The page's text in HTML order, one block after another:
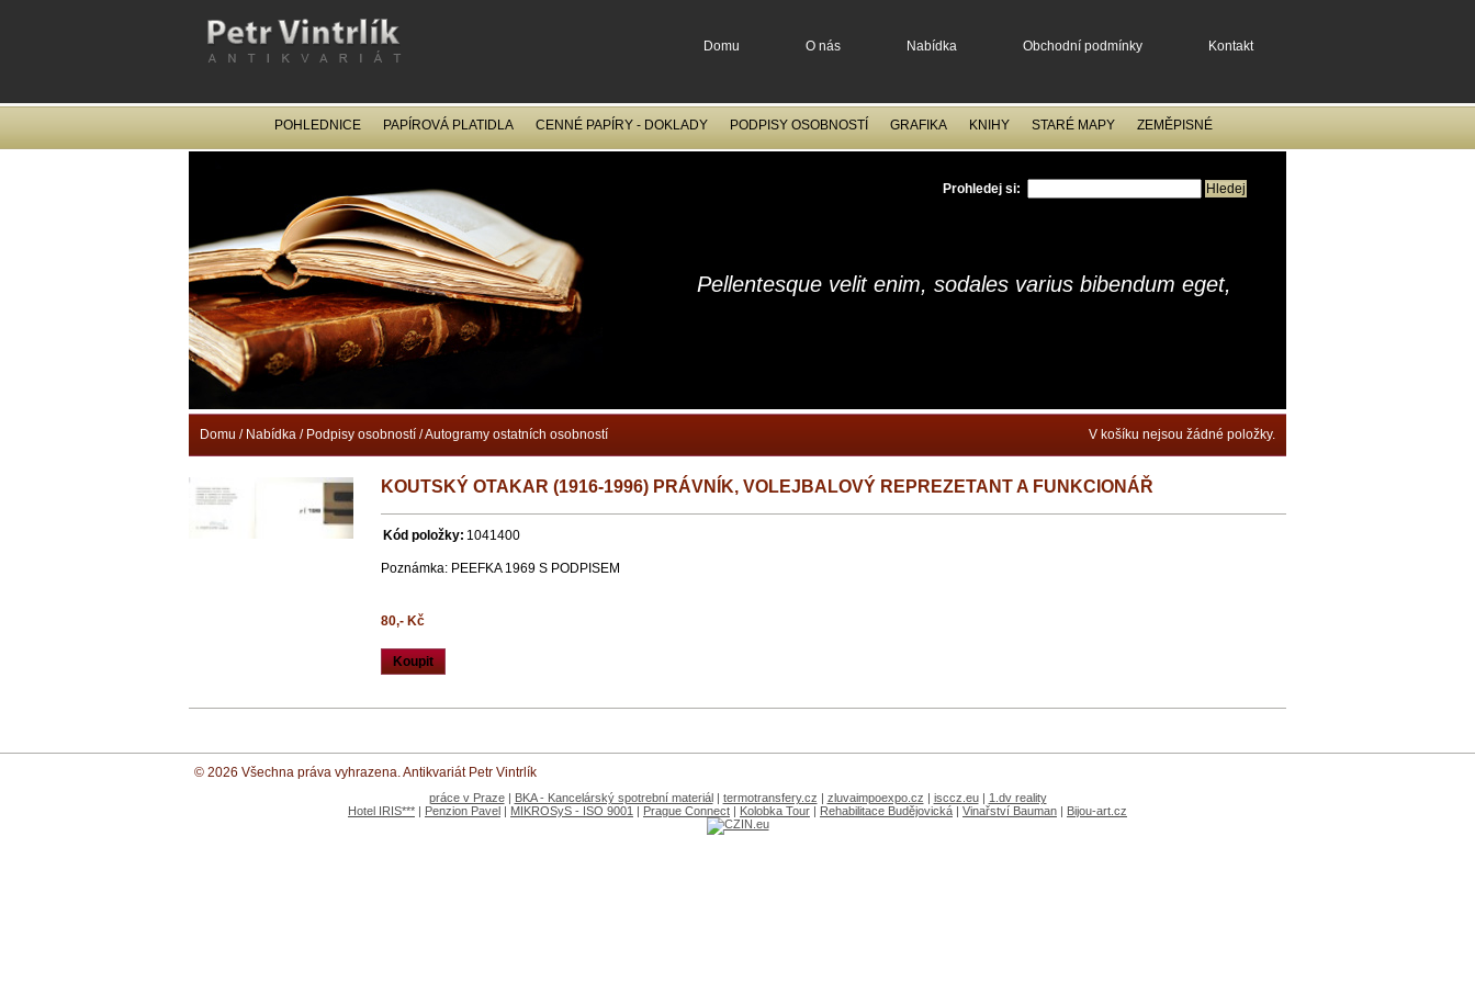
KOUTSKÝ OTAKAR (1916-1996) PRÁVNÍK, VOLEJBALOVÝ REPREZETANT A FUNKCIONÁŘ
Kód položky: 1041400
Poznámka: PEEFKA 1969 S PODPISEM
80,- Kč
Koupit
Domu O nás Nabídka Obchodní podmínky Kontakt
POHLEDNICE PAPÍROVÁ PLATIDLA CENNÉ PAPÍRY - DOKLADY PODPISY OSOBNOSTÍ GRAFIKA KNIHY STARÉ MAPY ZEMĚPISNÉ
Pellentesque velit enim, sodales varius bibendum eget,
Prohledej si:
V košíku nejsou žádné položky.
Domu / Nabídka / Podpisy osobností /Autogramy ostatních osobností
© 2026 Všechna práva vyhrazena. Antikvariát Petr Vintrlík
práce v Praze | BKA - Kancelárský spotrební materiál | termotransfery.cz | zluvaimpoexpo.cz | isccz.eu | 1.dv reality
Hotel IRIS*** | Penzion Pavel | MIKROSyS - ISO 9001 | Prague Connect | Kolobka Tour | Rehabilitace Budějovická | Vinařství Bauman | Bijou-art.cz